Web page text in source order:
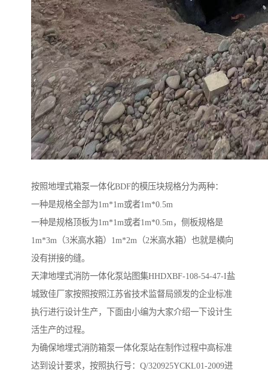
按照地埋式箱泵一体化BDF的模压块规格分为两种：
一种是规格全部为1m*1m或者1m*0.5m
一种是规格顶板为1m*1m或者1m*0.5m，侧板规格是
1m*3m（3米高水箱）1m*2m（2米高水箱）也就是横向
没有拼接的缝。
天津地埋式消防一体化泵站图集HHDXBF-108-54-47-I盐
城致佳厂家按照按照江苏省技术监督局颁发的企业标准
执行进行设计生产，下面由小编为大家介绍一下设计生
活生产的过程。
为确保地埋式消防箱泵一体化泵站在制作过程中高标准
达到设计要求，按照执行号：Q/320925YCKL01-2009进